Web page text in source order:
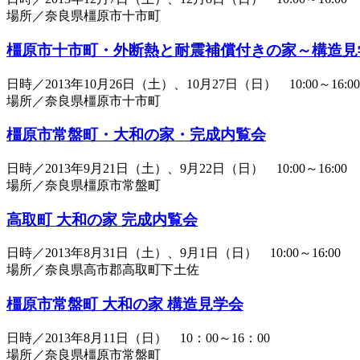
場所／奈良県橿原市十市町
橿原市十市町・外断熱と耐震補償付きの家～構造
日時／2013年10月26日（土）、10月27日（日） 10:00～16:00
場所／奈良県橿原市十市町
橿原市常盤町・大和の家・完成内覧会
日時／2013年9月21日（土）、9月22日（日） 10:00～16:00
場所／奈良県橿原市常盤町
高取町 大和の家 完成内覧会
日時／2013年8月31日（土）、9月1日（日） 10:00～16:00
場所／奈良県高市郡高取町下土佐
橿原市常盤町 大和の家 構造見学会
日時／2013年8月11日（日） 10：00～16：00
場所／奈良県橿原市常盤町